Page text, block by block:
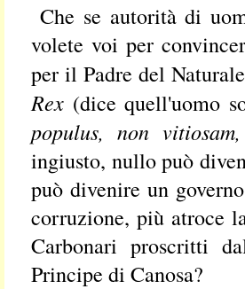
Che se autorità di
volete voi per
per il Padre del
Rex (dice quell'uomo
populus, non
ingiusto, nullo può
può divenire un
corruzione, più atroce
Carbonari proscritti
Principe di Canosa?